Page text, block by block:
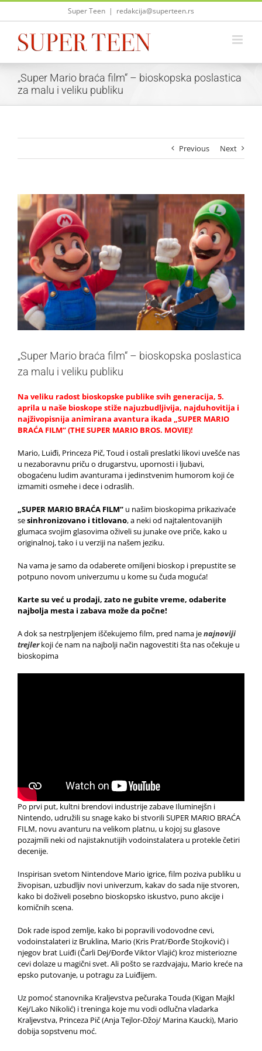
Skip
Super Teen | redakcija@superteen.rs
„Super Mario braća film“ – bioskopska poslastica
za malu i veliku publiku
Previous Next
View
Larger
Image
„Super Mario braća film“ – bioskopska poslastica
za malu i veliku publiku
Na veliku radost bioskopske publike svih generacija, 5.
aprila u naše bioskope stiže najuzbudljivija, najduhovitija i
najživopisnija animirana avantura ikada „SUPER MARIO
BRAĆA FILM“ (THE SUPER MARIO BROS. MOVIE)!
Mario, Luiđi, Princeza Pič, Toud i ostali preslatki likovi uvešće nas
u nezaboravnu priču o drugarstvu, upornosti i ljubavi,
obogaćenu ludim avanturama i jedinstvenim humorom koji će
izmamiti osmehe i dece i odraslih.
„SUPER MARIO BRAĆA FILM“ u našim bioskopima prikazivaće
sesinhronizovano i titlovano, a neki od najtalentovanijih
glumaca svojim glasovima oživeli su junake ove priče, kako u
originalnoj, tako i u verziji na našem jeziku.
Na vama je samo da odaberete omiljeni bioskop i prepustite se
potpuno novom univerzumu u kome su čuda moguća!
Karte su već u prodaji, zato ne gubite vreme, odaberite
najbolja mesta i zabava može da počne!
A dok sa nestrpljenjem iščekujemo film, pred nama jenajnoviji
trejler koji će nam na najbolji način nagovestiti šta nas očekuje u
bioskopima
Po prvi put, kultni brendovi industrije zabave Iluminejšn i
Nintendo, udružili su snage kako bi stvorili SUPER MARIO BRAĆA
FILM, novu avanturu na velikom platnu, u kojoj su glasove
pozajmili neki od najistaknutijih vodoinstalatera u protekle četiri
decenije.
Inspirisan svetom Nintendove Mario igrice, film poziva publiku u
živopisan, uzbudljiv novi univerzum, kakav do sada nije stvoren,
kako bi doživeli posebno bioskopsko iskustvo, puno akcije i
komičnih scena.
Dok rade ispod zemlje, kako bi popravili vodovodne cevi,
vodoinstalateri iz Bruklina, Mario (Kris Prat/Đorđe Stojković) i
njegov brat Luiđi (Čarli Dej/Đorđe Viktor Vlajić) kroz misteriozne
cevi dolaze u magični svet. Ali pošto se razdvajaju, Mario kreće na
epsko putovanje, u potragu za Luiđijem.
Uz pomoć stanovnika Kraljevstva pečuraka Touda (Kigan Majkl
Kej/Lako Nikolić) i treninga koje mu vodi odlučna vladarka
Kraljevstva, Princeza Pič (Anja Tejlor-Džoj/ Marina Kaucki), Mario
dobija sopstvenu moć.